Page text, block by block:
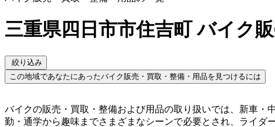
三重県四日市市住吉町 バイク
絞り込み
この地域であなたにあったバイク販売・買取・整備・用品を見つけるには
バイクの販売・買取・整備および用品の取り扱いでは、新車・
勤・通学から趣味までさまざまなシーンで必要とされ、ライダ